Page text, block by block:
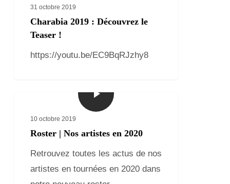
31 octobre 2019
Charabia 2019 : Découvrez le
Teaser !
https://youtu.be/EC9BqRJzhy8
10 octobre 2019
Roster | Nos artistes en 2020
Retrouvez toutes les actus de nos
artistes en tournées en 2020 dans